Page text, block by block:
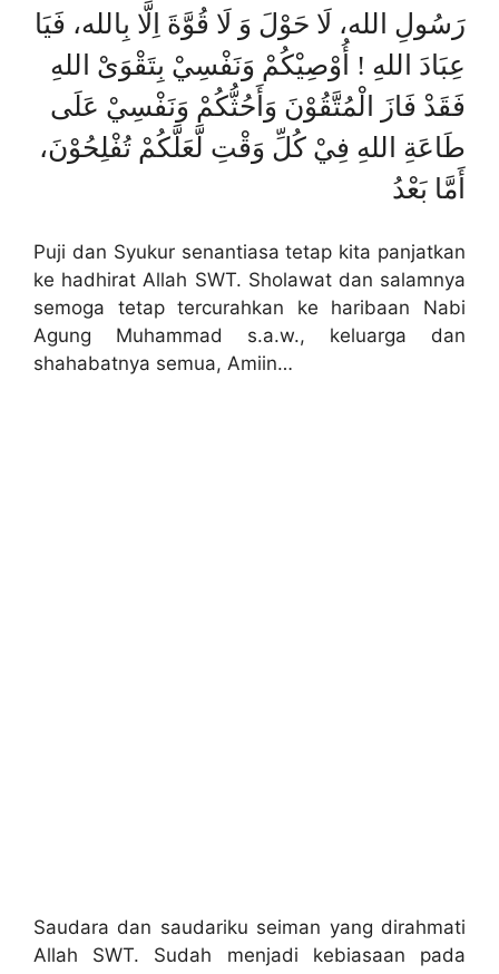
رَسُولِ الله، لَا حَوْلَ وَ لَا قُوَّةَ اِلَّا بِالله، فَيَا
عِبَادَ اللهِ ! أُوْصِيْكُمْ وَنَفْسِيْ بِتَقْوَىْ اللهِ
فَقَدْ فَازَ الْمُتَّقُوْنَ وَأَحُثُّكُمْ وَنَفْسِيْ عَلَى
طَاعَةِ اللهِ فِيْ كُلِّ وَقْتِ لَّعَلَّكُمْ تُفْلِحُوْنَ،
أَمَّا بَعْدُ
Puji dan Syukur senantiasa tetap kita panjatkan
ke hadhirat Allah SWT. Sholawat dan salamnya
semoga tetap tercurahkan ke haribaan Nabi
Agung Muhammad s.a.w., keluarga dan
shahabatnya semua, Amiin…
Saudara dan saudariku seiman yang dirahmati
Allah SWT. Sudah menjadi kebiasaan pada